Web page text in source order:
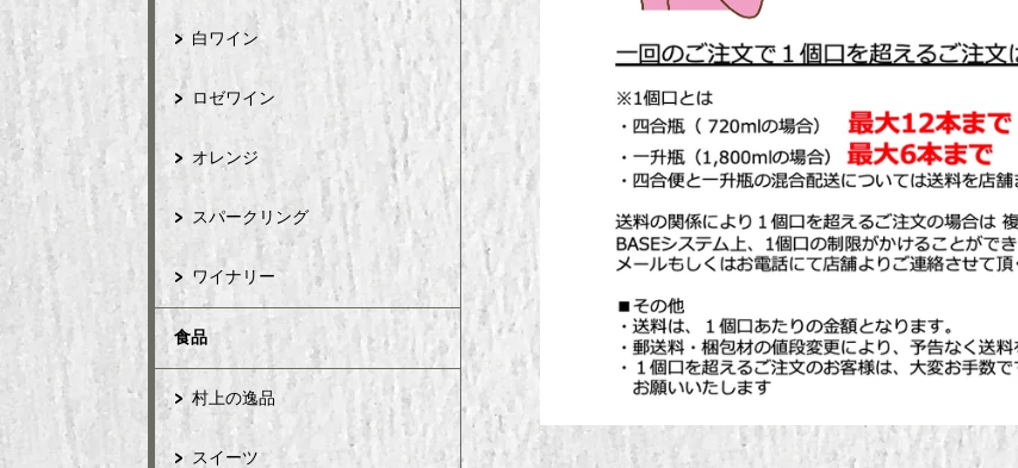
白ワイン
ロゼワイン
オレンジ
スパークリング
ワイナリー
食品
村上の逸品
スイーツ